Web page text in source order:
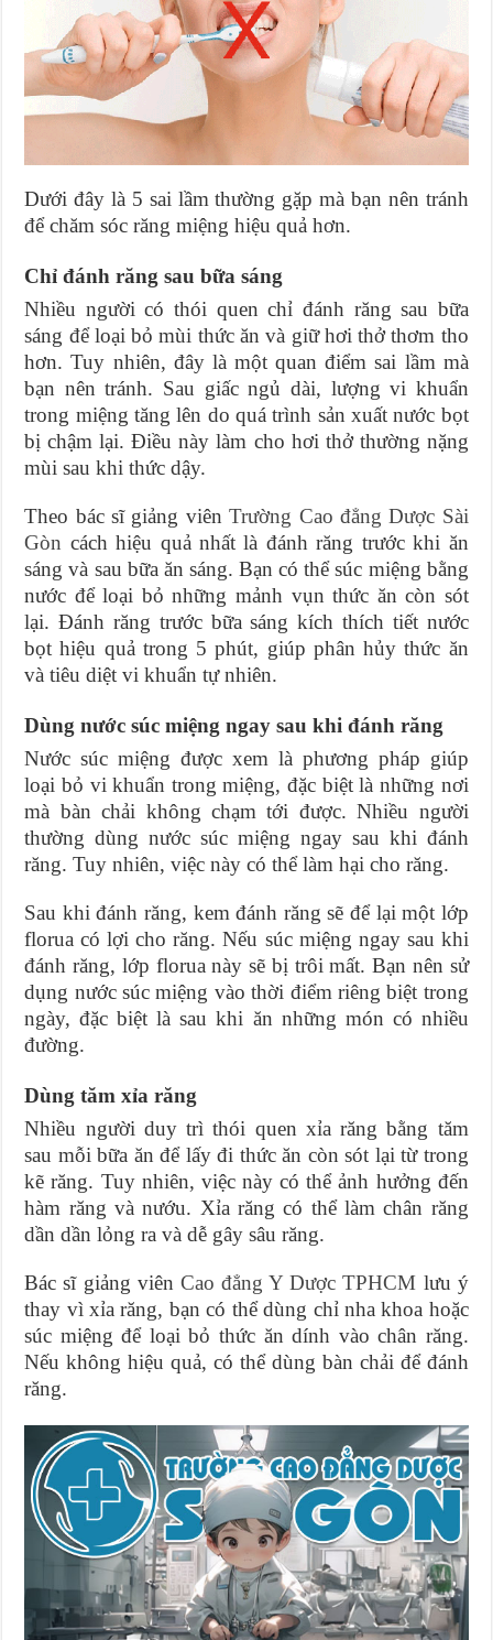
Dưới đây là 5 sai lầm thường gặp mà bạn nên tránh
để chăm sóc răng miệng hiệu quả hơn.
Chỉ đánh răng sau bữa sáng
Nhiều người có thói quen chỉ đánh răng sau bữa
sáng để loại bỏ mùi thức ăn và giữ hơi thở thơm tho
hơn. Tuy nhiên, đây là một quan điểm sai lầm mà
bạn nên tránh. Sau giấc ngủ dài, lượng vi khuẩn
trong miệng tăng lên do quá trình sản xuất nước bọt
bị chậm lại. Điều này làm cho hơi thở thường nặng
mùi sau khi thức dậy.
Theo bác sĩ giảng viênTrường Cao đẳng Dược Sài
Gòn cách hiệu quả nhất là đánh răng trước khi ăn
sáng và sau bữa ăn sáng. Bạn có thể súc miệng bằng
nước để loại bỏ những mảnh vụn thức ăn còn sót
lại. Đánh răng trước bữa sáng kích thích tiết nước
bọt hiệu quả trong 5 phút, giúp phân hủy thức ăn
và tiêu diệt vi khuẩn tự nhiên.
Dùng nước súc miệng ngay sau khi đánh răng
Nước súc miệng được xem là phương pháp giúp
loại bỏ vi khuẩn trong miệng, đặc biệt là những nơi
mà bàn chải không chạm tới được. Nhiều người
thường dùng nước súc miệng ngay sau khi đánh
răng. Tuy nhiên, việc này có thể làm hại cho răng.
Sau khi đánh răng, kem đánh răng sẽ để lại một lớp
florua có lợi cho răng. Nếu súc miệng ngay sau khi
đánh răng, lớp florua này sẽ bị trôi mất. Bạn nên sử
dụng nước súc miệng vào thời điểm riêng biệt trong
ngày, đặc biệt là sau khi ăn những món có nhiều
đường.
Dùng tăm xỉa răng
Nhiều người duy trì thói quen xỉa răng bằng tăm
sau mỗi bữa ăn để lấy đi thức ăn còn sót lại từ trong
kẽ răng. Tuy nhiên, việc này có thể ảnh hưởng đến
hàm răng và nướu. Xỉa răng có thể làm chân răng
dần dần lỏng ra và dễ gây sâu răng.
Bác sĩ giảng viên Cao đẳng Y Dược TPHCM lưu ý
thay vì xỉa răng, bạn có thể dùng chỉ nha khoa hoặc
súc miệng để loại bỏ thức ăn dính vào chân răng.
Nếu không hiệu quả, có thể dùng bàn chải để đánh
răng.